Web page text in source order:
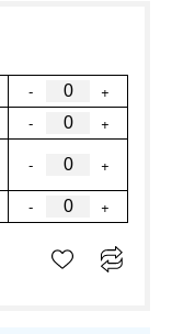
- +
- +
- +
- +